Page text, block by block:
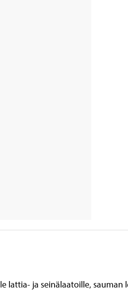
lattia- ja seinälaatoille, sauman